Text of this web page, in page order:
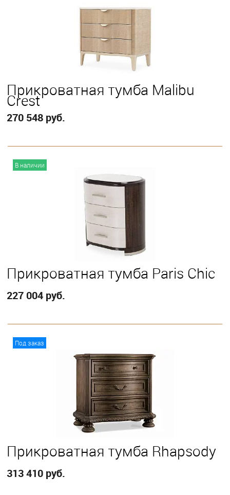
Прикроватная тумба Malibu
Crest
270 548 руб.
В наличии
Прикроватная тумба Paris Chic
227 004 руб.
Под заказ
Прикроватная тумба Rhapsody
313 410 руб.